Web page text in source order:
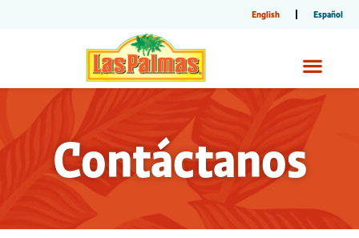
English Español
Contáctanos